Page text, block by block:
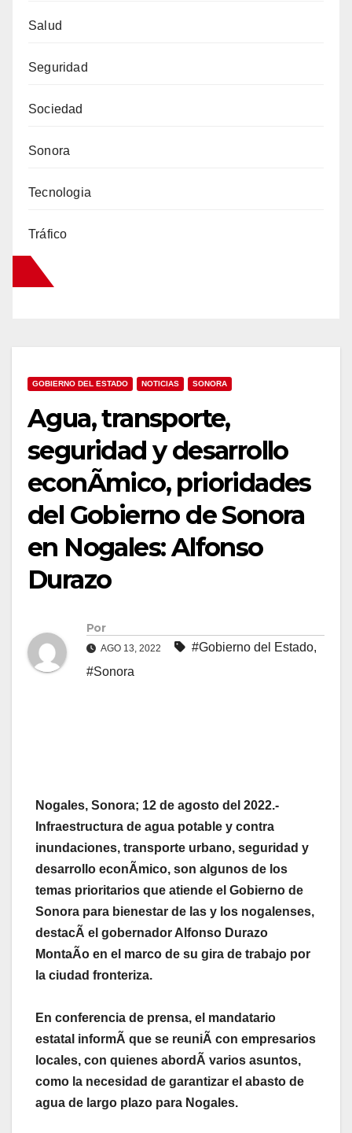
Salud
Seguridad
Sociedad
Sonora
Tecnologia
Tráfico
GOBIERNO DEL ESTADO NOTICIAS SONORA
Agua, transporte,
seguridad y desarrollo
econÃmico, prioridades
del Gobierno de Sonora
en Nogales: Alfonso
Durazo
Por
AGO 13, 2022 #Gobierno del Estado,
#Sonora
Nogales, Sonora; 12 de agosto del 2022.-
Infraestructura de agua potable y contra
inundaciones, transporte urbano, seguridad y
desarrollo econÃmico, son algunos de los
temas prioritarios que atiende el Gobierno de
Sonora para bienestar de las y los nogalenses,
destacÃ el gobernador Alfonso Durazo
MontaÃo en el marco de su gira de trabajo por
la ciudad fronteriza.
En conferencia de prensa, el mandatario
estatal informÃ que se reuniÃ con empresarios
locales, con quienes abordÃ varios asuntos,
como la necesidad de garantizar el abasto de
agua de largo plazo para Nogales.